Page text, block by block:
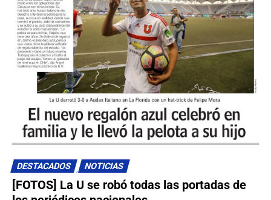
0
DESTACADOS NOTICIAS
[FOTOS] La U se robó todas las portadas de